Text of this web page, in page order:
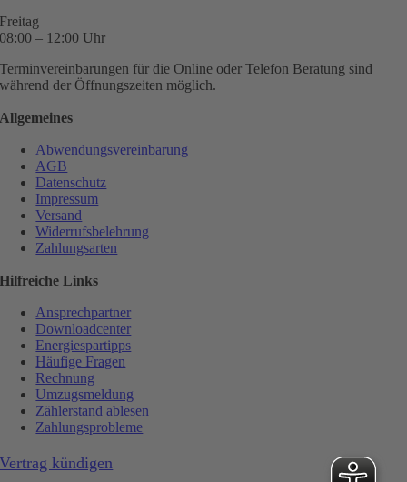
Freitag
08:00 – 12:00 Uhr
Terminvereinbarungen für die Online oder Telefon Beratung sind
während der Öffnungszeiten möglich.
Allgemeines
Abwendungsvereinbarung
AGB
Datenschutz
Impressum
Versand
Widerrufsbelehrung
Zahlungsarten
Hilfreiche Links
Ansprechpartner
Downloadcenter
Energiespartipps
Häufige Fragen
Rechnung
Umzugsmeldung
Zählerstand ablesen
Zahlungsprobleme
Vertrag kündigen